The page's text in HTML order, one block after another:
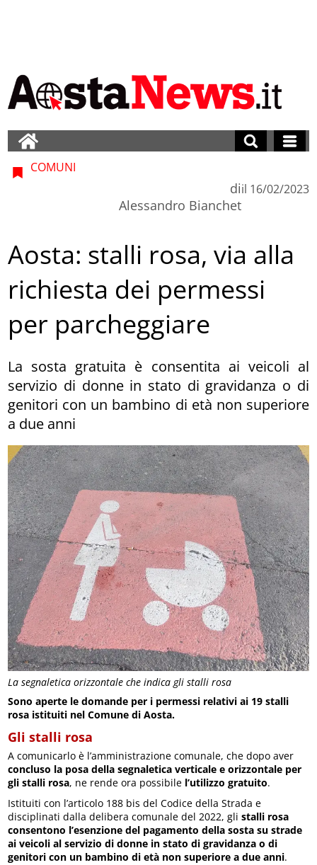
La segnaletica orizzontale che indica gli stalli rosa
COMUNI
di
Alessandro Bianchet
il 16/02/2023
Aosta: stalli rosa, via alla
richiesta dei permessi
per parcheggiare
La sosta gratuita è consentita ai veicoli al
servizio di donne in stato di gravidanza o di
genitori con un bambino di età non superiore
a due anni
Sono aperte le domande per i permessi relativi ai 19 stalli
rosa istituiti nel Comune di Aosta.
Gli stalli rosa
A comunicarlo è l’amministrazione comunale, che dopo aver
concluso la posa della segnaletica verticale e orizzontale per
gli stalli rosa, ne rende ora possibile l’utilizzo gratuito.
Istituiti con l’articolo 188 bis del Codice della Strada e
disciplinati dalla delibera comunale del 2022, glistalli rosa
consentono l’esenzione del pagamento della sosta su strade
ai veicoli al servizio di donne in stato di gravidanza o di
genitori con un bambino di età non superiore a due anni.